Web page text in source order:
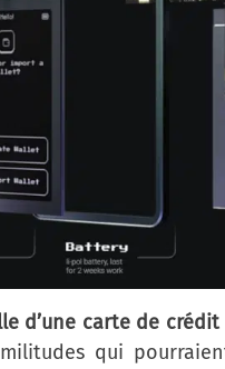
d’une carte de crédit
qui